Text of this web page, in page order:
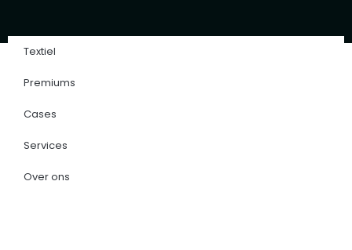
Textiel
Premiums
Cases
Services
Over ons